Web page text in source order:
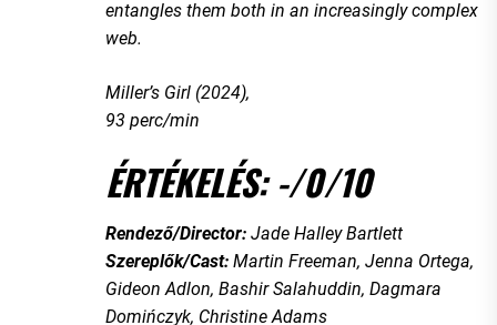
entangles them both in an increasingly complex
web.
Miller’s Girl (2024),
93 perc/min
ÉRTÉKELÉS: -/0/10
Rendező/Director: Jade Halley Bartlett
Szereplők/Cast: Martin Freeman, Jenna Ortega,
Gideon Adlon, Bashir Salahuddin, Dagmara
Domińczyk, Christine Adams